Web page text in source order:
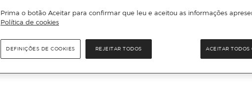
Prima o botão Aceitar para confirmar que leu e aceitou as informações
Política de cookies
REJEITAR TODOS ACEITAR TODOS
DEFINIÇÕES DE COOKIES